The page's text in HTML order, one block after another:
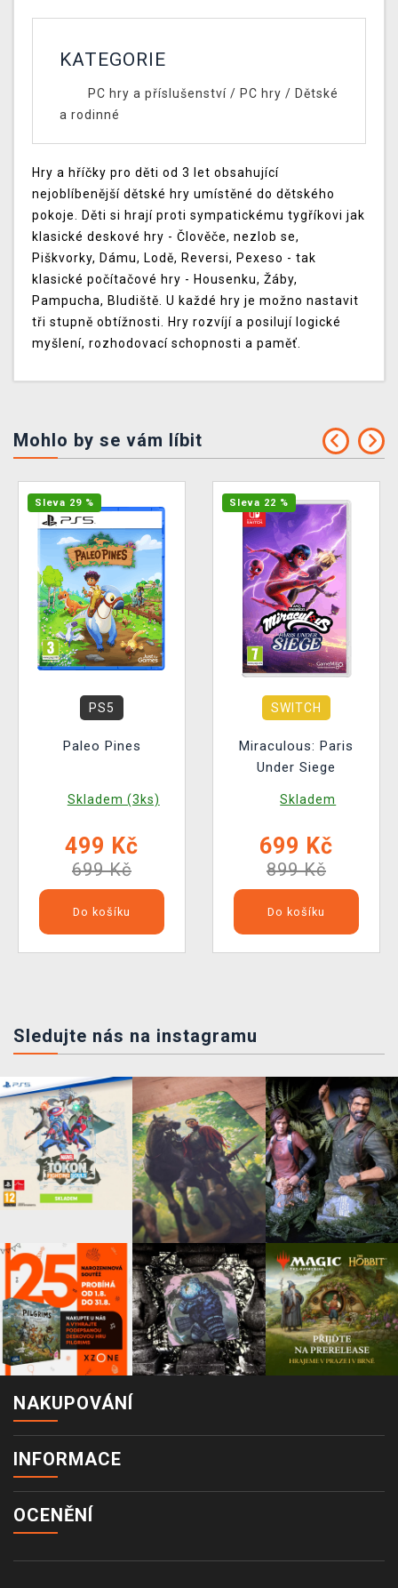
KATEGORIE
PC hry a příslušenství/ PC hry / Dětské
a rodinné
Hry a hříčky pro děti od 3 let obsahující
nejoblíbenější dětské hry umístěné do dětského
pokoje. Děti si hrají proti sympatickému tygříkovi jak
klasické deskové hry - Člověče, nezlob se,
Piškvorky, Dámu, Lodě, Reversi, Pexeso - tak
klasické počítačové hry - Housenku, Žáby,
Pampucha, Bludiště. U každé hry je možno nastavit
tři stupně obtížnosti. Hry rozvíjí a posilují logické
myšlení, rozhodovací schopnosti a paměť.
Mohlo by se vám líbit
Sleva 29 %
PS5
Paleo Pines
Skladem (3ks)
499 Kč
699 Kč
Do košíku
Sleva 22 %
SWITCH
Miraculous: Paris
Under Siege
Skladem
699 Kč
899 Kč
Do košíku
Sledujte nás na instagramu
NAKUPOVÁNÍ
INFORMACE
OCENĚNÍ